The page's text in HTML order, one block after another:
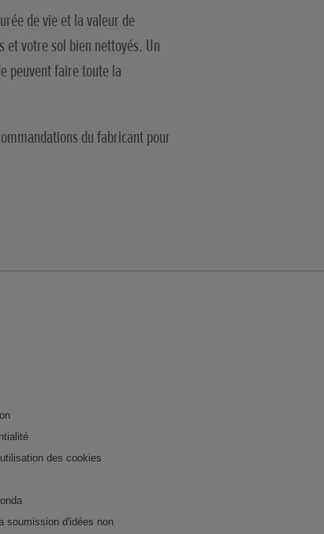
de vie et la valeur de
et votre sol bien nettoyés. Un
peuvent faire toute la
du fabricant pour
des cookies
soumission d'idées non